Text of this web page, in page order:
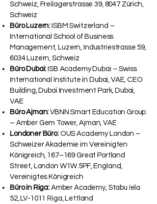
Schweiz, Freilagerstrasse 39, 8047 Zürich,
Schweiz
Büro Luzern: ISBM Switzerland –
International School of Business
Management, Luzern, Industriestrasse 59,
6034 Luzern, Schweiz
Büro Dubai: ISB Academy Dubai – Swiss
International Institute in Dubai, VAE, CEO
Building, Dubai Investment Park, Dubai,
VAE
Büro Ajman: VBNN Smart Education Group
– Amber Gem Tower, Ajman, VAE
Londoner Büro:OUS Academy London –
Schweizer Akademie im Vereinigten
Königreich, 167–169 Great Portland
Street, London W1W 5PF, England,
Vereinigtes Königreich
Büro in Riga: Amber Academy, Stabu Iela
52, LV-1011 Riga, Lettland